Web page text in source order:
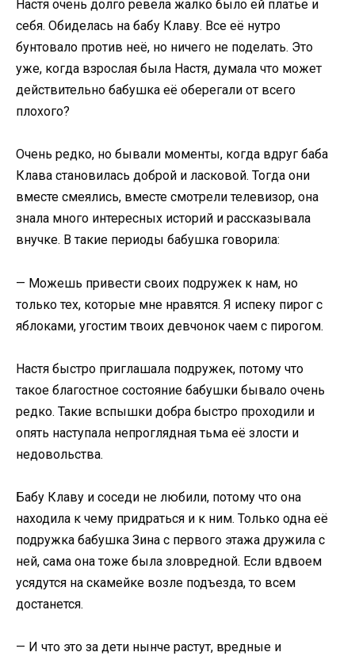
Настя очень долго ревела жалко было ей платье и
себя. Обиделась на бабу Клаву. Все её нутро
бунтовало против неё, но ничего не поделать. Это
уже, когда взрослая была Настя, думала что может
действительно бабушка её оберегали от всего
плохого?
Очень редко, но бывали моменты, когда вдруг баба
Клава становилась доброй и ласковой. Тогда они
вместе смеялись, вместе смотрели телевизор, она
знала много интересных историй и рассказывала
внучке. В такие периоды бабушка говорила:
— Можешь привести своих подружек к нам, но
только тех, которые мне нравятся. Я испеку пирог с
яблоками, угостим твоих девчонок чаем с пирогом.
Настя быстро приглашала подружек, потому что
такое благостное состояние бабушки бывало очень
редко. Такие вспышки добра быстро проходили и
опять наступала непроглядная тьма её злости и
недовольства.
Бабу Клаву и соседи не любили, потому что она
находила к чему придраться и к ним. Только одна её
подружка бабушка Зина с первого этажа дружила с
ней, сама она тоже была зловредной. Если вдвоем
усядутся на скамейке возле подъезда, то всем
достанется.
— И что это за дети нынче растут, вредные и